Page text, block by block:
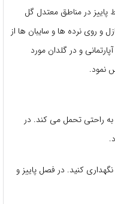
پاییز در مناطق معتدل گل
و روی نرده ها و سایبان ها از
و در گلدان مورد
نمود.
به راحتی تحمل می کند. در
از بهار تا پاییز گیاه را در درجه حرارت 24 نگهداری کنید. در فصل پاییز و